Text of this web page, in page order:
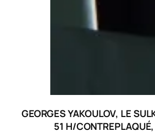
GEORGES YAKOULOV, LE
51 H/